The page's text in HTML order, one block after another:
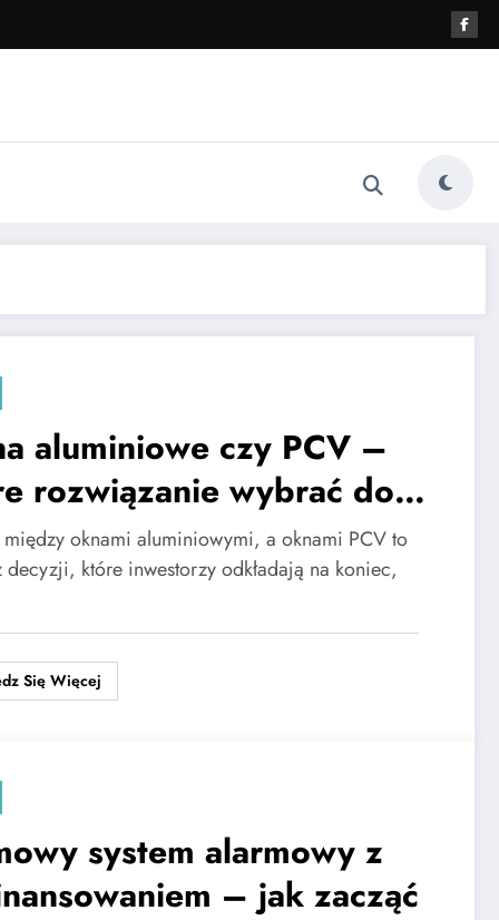
aluminiowe czy PCV –
rozwiązanie wybrać do
jednorodzinnego?
oknami aluminiowymi, a oknami PCV to
decyzji, które inwestorzy odkładają na koniec,
Się Więcej
system alarmowy z
– jak zacząć